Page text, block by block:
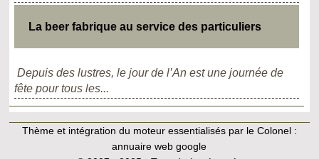
La beer fabrique au service des particuliers
Depuis des lustres, le jour de l’An est une journée de
fête pour tous les...
Thème et intégration du moteur essentialisés par le Colonel :
annuaire web google